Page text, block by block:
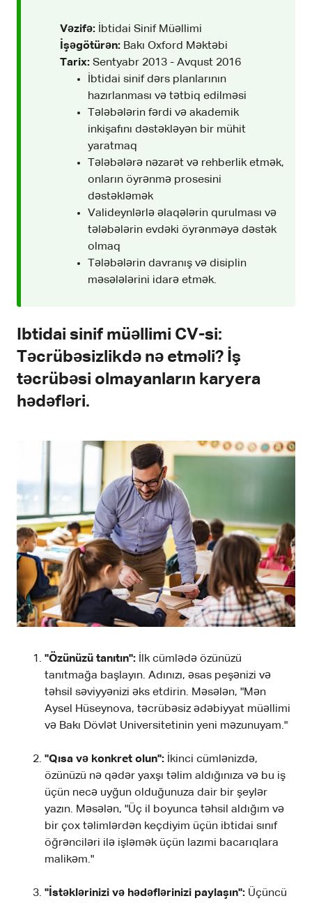
Vəzifə: İbtidai Sinif Müəllimi
İşəgötürən: Bakı Oxford Məktəbi
Tarix: Sentyabr 2013 - Avqust 2016
İbtidai sinif dərs planlarının
hazırlanması və tətbiq edilməsi
Tələbələrin fərdi və akademik
inkişafını dəstəkləyən bir mühit
yaratmaq
Tələbələrə nəzarət və rehberlik etmək,
onların öyrənmə prosesini
dəstəkləmək
Valideynlərlə əlaqələrin qurulması və
tələbələrin evdəki öyrənməyə dəstək
olmaq
Tələbələrin davranış və disiplin
məsələlərini idarə etmək.
Ibtidai sinif müəllimi CV-si:
Təcrübəsizlikdə nə etməli? İş
təcrübəsi olmayanların karyera
hədəfləri.
"Özünüzü tanıtın": İlk cümlədə özünüzü
tanıtmağa başlayın. Adınızı, əsas peşənizi və
təhsil səviyyənizi əks etdirin. Məsələn, "Mən
Aysel Hüseynova, təcrübəsiz ədəbiyyat müəllimi
və Bakı Dövlət Universitetinin yeni məzunuyam."
"Qısa və konkret olun": İkinci cümlənizdə,
özünüzü nə qədər yaxşı təlim aldığınıza və bu iş
üçün necə uyğun olduğunuza dair bir şeylər
yazın. Məsələn, "Üç il boyunca təhsil aldığım və
bir çox təlimlərdən keçdiyim üçün ibtidai sınıf
öğrənciləri ilə işləmək üçün lazımi bacarıqlara
malikəm."
"İstəklərinizi və hədəflərinizi paylaşın": Üçüncü